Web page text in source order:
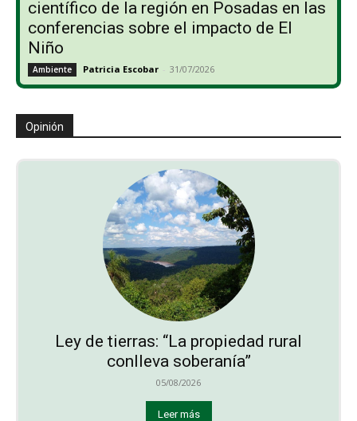
científico de la región en Posadas en las
conferencias sobre el impacto de El
Niño
Ambiente Patricia Escobar - 31/07/2026
Opinión
Ley de tierras: “La propiedad rural
conlleva soberanía”
05/08/2026
Leer más